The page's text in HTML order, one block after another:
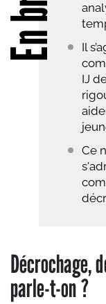
Il
IJ
Ce
Décrochage,
parle-t-on ?